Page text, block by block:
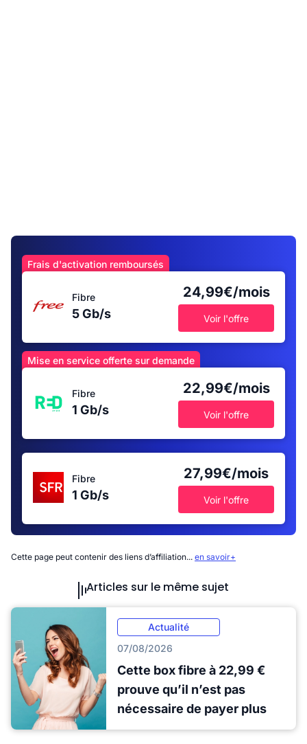
Frais d'activation remboursés
Fibre
5 Gb/s
24,99€/mois
Voir l'offre
Mise en service offerte sur demande
Fibre
1 Gb/s
22,99€/mois
Voir l'offre
Fibre
1 Gb/s
27,99€/mois
Voir l'offre
Cette page peut contenir des liens d’affiliation... en savoir+
Articles sur le même sujet
Actualité
07/08/2026
Cette box fibre à 22,99 €
prouve qu’il n’est pas
nécessaire de payer plus